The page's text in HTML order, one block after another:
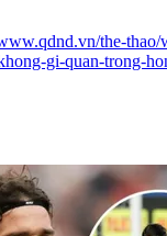
the-
gi-quan-trong-